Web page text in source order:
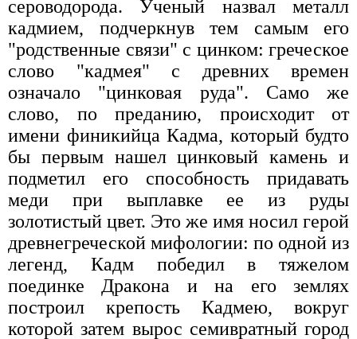
сероводорода. Ученый назвал металл
кадмием, подчеркнув тем самым его
"родственные связи" с цинком: греческое
слово "кадмея" с древних времен
означало "цинковая руда". Само же
слово, по преданию, происходит от
имени финикийца Кадма, который будто
бы первым нашел цинковый камень и
подметил его способность придавать
меди при выплавке ее из руды
золотистый цвет. Это же имя носил герой
древнегреческой мифологии: по одной из
легенд, Кадм победил в тяжелом
поединке Дракона и на его землях
построил крепость Кадмею, вокруг
которой затем вырос семивратный город